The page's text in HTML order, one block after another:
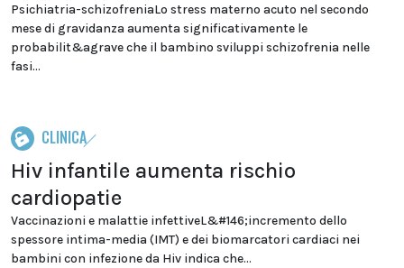
Psichiatria-schizofreniaLo stress materno acuto nel secondo
mese di gravidanza aumenta significativamente le
probabilit&agrave che il bambino sviluppi schizofrenia nelle
fasi...
CLINICA
Hiv infantile aumenta rischio
cardiopatie
Vaccinazioni e malattie infettiveL&#146;incremento dello
spessore intima-media (IMT) e dei biomarcatori cardiaci nei
bambini con infezione da Hiv indica che...